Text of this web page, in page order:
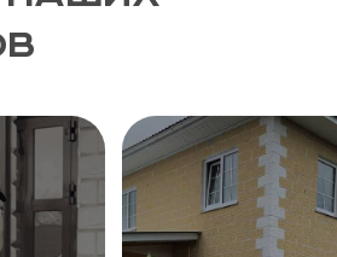
ИЗ
ВАРИАНТЫ
—
СЛОЙ ИМЕЕТ
160-180